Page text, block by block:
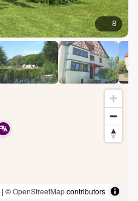
8
| ©OpenStreetMapcontributors